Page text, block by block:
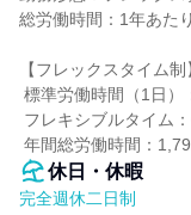
総労働時間：1年あた
【フレックスタイム制
年間総労働時間：
休日・休暇
完全週休二日制